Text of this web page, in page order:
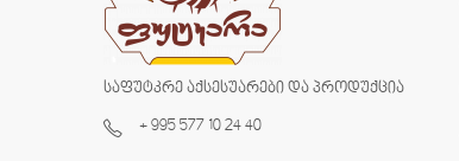
საფუტკრე აქსესუარები და პროდუქცია
+ 995 577 10 24 40